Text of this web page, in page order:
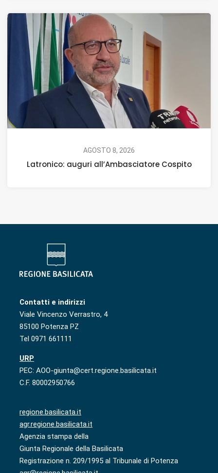
AGOSTO 8, 2026
Latronico: auguri all’Ambasciatore Cospito
Contatti e indirizzi
Viale Vincenzo Verrastro, 4
85100 Potenza PZ
Tel 0971 661111
URP
PEC: AOO-giunta@cert.regione.basilicata.it
C.F. 80002950766
regione.basilicata.it
agr.regione.basilicata.it
Agenzia stampa della
Giunta Regionale della Basilicata
Registrazione n. 209/1995 al Tribunale di Potenza